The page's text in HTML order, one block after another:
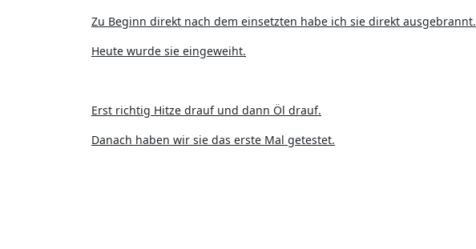
Zu Beginn direkt nach dem einsetzten habe ich sie direkt ausgebrannt.
Heute wurde sie eingeweiht.
Erst richtig Hitze drauf und dann Öl drauf.
Danach haben wir sie das erste Mal getestet.